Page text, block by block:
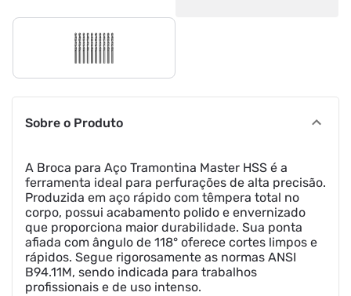
Sobre o Produto
A Broca para Aço Tramontina Master HSS é a
ferramenta ideal para perfurações de alta precisão.
Produzida em aço rápido com têmpera total no
corpo, possui acabamento polido e envernizado
que proporciona maior durabilidade. Sua ponta
afiada com ângulo de 118° oferece cortes limpos e
rápidos. Segue rigorosamente as normas ANSI
B94.11M, sendo indicada para trabalhos
profissionais e de uso intenso.